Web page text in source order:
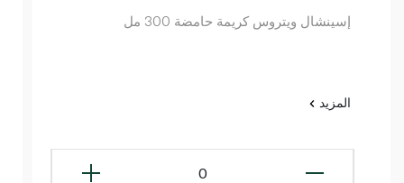
إسينشال ويتروس كريمة حامضة 300 مل
المزيد
0